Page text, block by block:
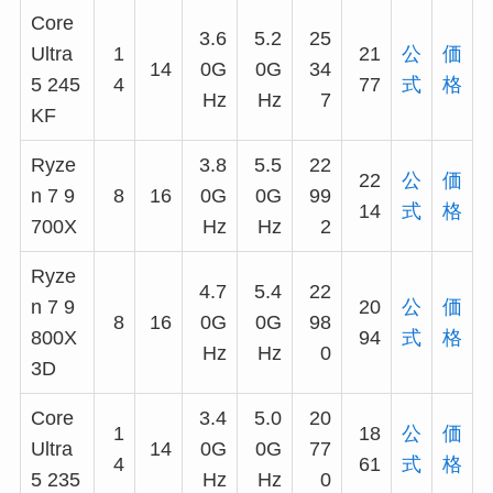
Core
Ultra
5 245
KF
1
4
14
3.6
0G
Hz
5.2
0G
Hz
25
34
7
21
77
公
式
価
格
Ryze
n 7 9
700X
8 16
3.8
0G
Hz
5.5
0G
Hz
22
99
2
22
14
公
式
価
格
Ryze
n 7 9
800X
3D
8 16
4.7
0G
Hz
5.4
0G
Hz
22
98
0
20
94
公
式
価
格
Core
Ultra
5 235
1
4
14
3.4
0G
Hz
5.0
0G
Hz
20
77
0
18
61
公
式
価
格